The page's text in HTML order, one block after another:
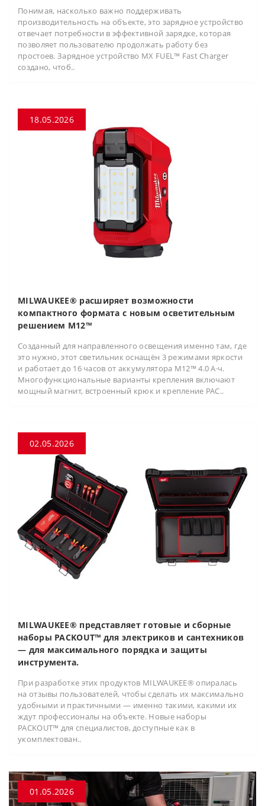
Понимая, насколько важно поддерживать
производительность на объекте, это зарядное устройство
отвечает потребности в эффективной зарядке, которая
позволяет пользователю продолжать работу без
простоев. Зарядное устройство MX FUEL™ Fast Charger
создано, чтоб..
18.05.2026
MILWAUKEE® расширяет возможности
компактного формата с новым осветительным
решением M12™
Созданный для направленного освещения именно там, где
это нужно, этот светильник оснащён 3 режимами яркости
и работает до 16 часов от аккумулятора M12™ 4.0 А·ч.
Многофункциональные варианты крепления включают
мощный магнит, встроенный крюк и крепление PAC..
02.05.2026
MILWAUKEE® представляет готовые и сборные
наборы PACKOUT™ для электриков и сантехников
— для максимального порядка и защиты
инструмента.
При разработке этих продуктов MILWAUKEE® опиралась
на отзывы пользователей, чтобы сделать их максимально
удобными и практичными — именно такими, какими их
ждут профессионалы на объекте. Новые наборы
PACKOUT™ для специалистов, доступные как в
укомплектован..
01.05.2026